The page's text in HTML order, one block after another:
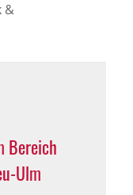
&
Bereich
Ulm